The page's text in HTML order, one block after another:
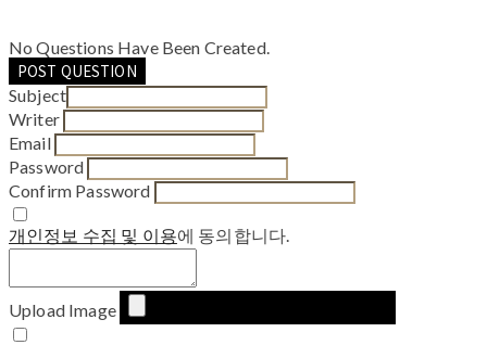
No Questions Have Been Created.
POST QUESTION
Subject
Writer
Email
Password
Confirm Password
개인정보 수집 및 이용에 동의합니다.
Upload Image